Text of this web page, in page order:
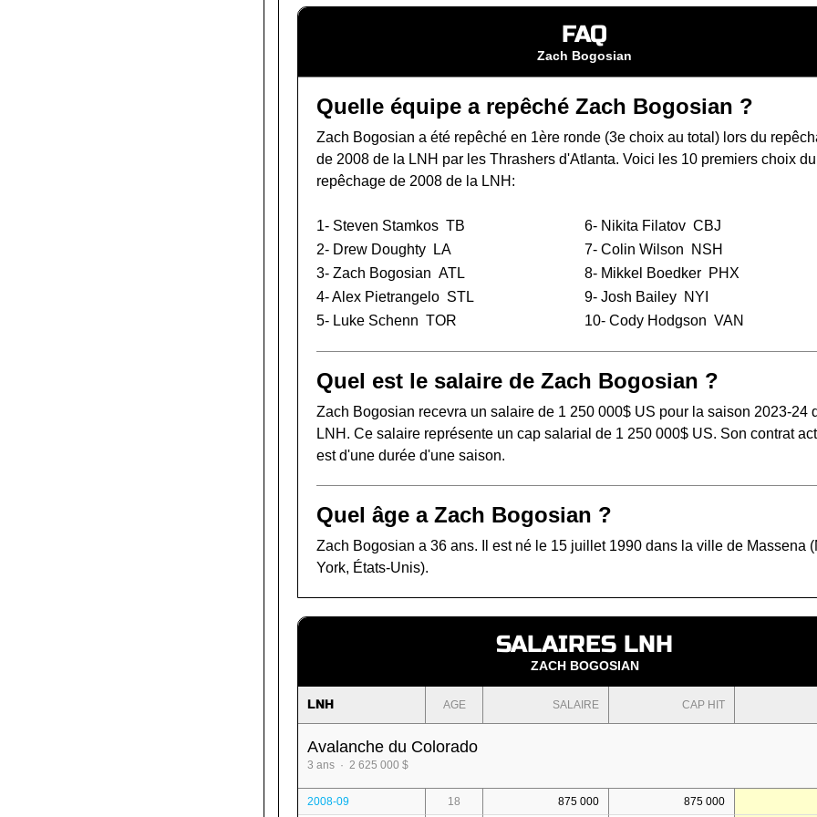
FAQ
Zach Bogosian
Quelle équipe a repêché Zach Bogosian ?
Zach Bogosian a été repêché en 1ère ronde (3e choix au total) lors du
de 2008 de la LNH par les Thrashers d'Atlanta. Voici les 10 premiers choix du
repêchage de 2008 de la LNH:
1- Steven Stamkos TB
2- Drew Doughty
LA
3- Zach Bogosian ATL
4-Alex Pietrangelo STL
5- Luke Schenn TOR
6- Nikita Filatov CBJ
7-Colin Wilson
NSH
8- Mikkel Boedker PHX
9-Josh Bailey NYI
10-Cody Hodgson VAN
Quel est le salaire de Zach Bogosian ?
Zach Bogosian recevra un salaire de 1 250 000$ US pour la saison 2023-24
LNH. Ce salaire représente un cap salarial de 1 250 000$ US. Son contrat
est d'une durée d'une saison.
Quel âge a Zach Bogosian ?
Zach Bogosian a 36 ans. Il est né le 15 juillet 1990 dans la ville de Massena
York, États-Unis).
SALAIRES LNH
ZACH BOGOSIAN
LNH AGE SALAIRE CAP HIT
Avalanche du Colorado
3 ans · 2 625 000 $
2008-09 18 875 000 875 000